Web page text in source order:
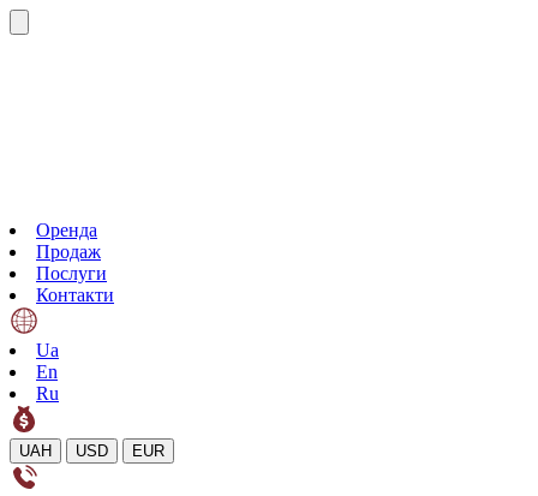
Оренда
Продаж
Послуги
Контакти
Ua
En
Ru
UAH USD EUR